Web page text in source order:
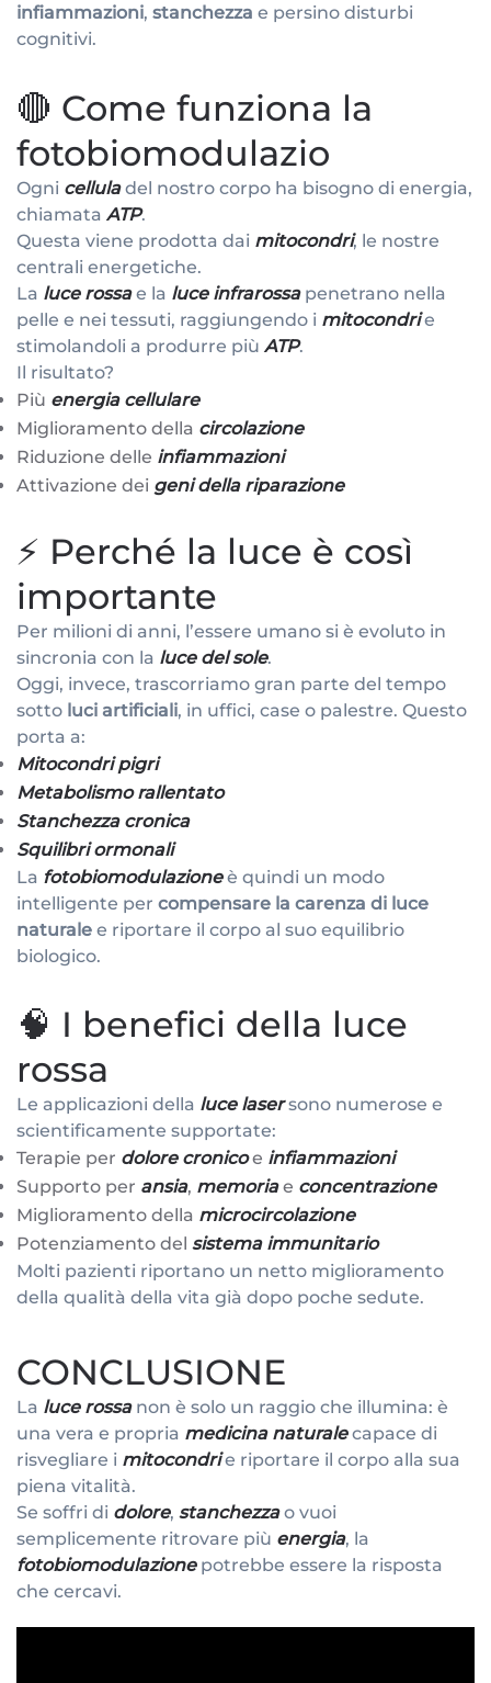
infiammazioni, stanchezza e persino disturbi
cognitivi.
🔴 Come funziona la
fotobiomodulazio
Ogni celluladel nostro corpo ha bisogno di energia,
chiamata ATP.
Questa viene prodotta dai mitocondri, le nostre
centrali energetiche.
La luce rossae la luce infrarossapenetrano nella
pelle e nei tessuti, raggiungendo i mitocondrie
stimolandoli a produrre più ATP.
Il risultato?
Più energia cellulare
Miglioramento della circolazione
Riduzione delle infiammazioni
Attivazione dei geni della riparazione
⚡ Perché la luce è così
importante
Per milioni di anni, l’essere umano si è evoluto in
sincronia con la luce del sole.
Oggi, invece, trascorriamo gran parte del tempo
sotto luci artificiali, in uffici, case o palestre. Questo
porta a:
Mitocondri pigri
Metabolismo rallentato
Stanchezza cronica
Squilibri ormonali
La fotobiomodulazioneè quindi un modo
intelligente per compensare la carenza di luce
naturale e riportare il corpo al suo equilibrio
biologico.
🧠 I benefici della luce
rossa
Le applicazioni della luce lasersono numerose e
scientificamente supportate:
Terapie per dolore cronicoe infiammazioni
Supporto per ansia, memoriae concentrazione
Miglioramento della microcircolazione
Potenziamento del sistema immunitario
Molti pazienti riportano un netto miglioramento
della qualità della vita già dopo poche sedute.
CONCLUSIONE
La luce rossanon è solo un raggio che illumina: è
una vera e propria medicina naturalecapace di
risvegliare i mitocondrie riportare il corpo alla sua
piena vitalità.
Se soffri di dolore, stanchezzao vuoi
semplicemente ritrovare più energia, la
fotobiomodulazionepotrebbe essere la risposta
che cercavi.